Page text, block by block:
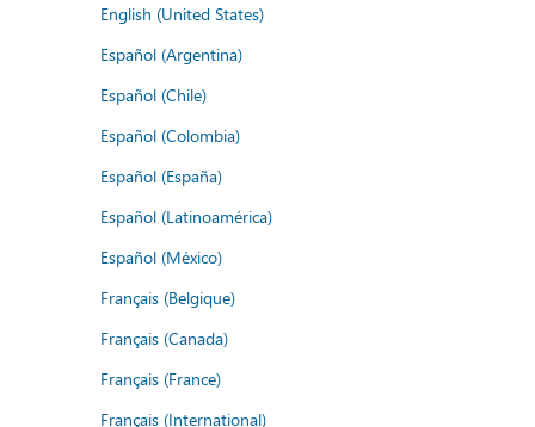
English (United States)
Español (Argentina)
Español (Chile)
Español (Colombia)
Español (España)
Español (Latinoamérica)
Español (México)
Français (Belgique)
Français (Canada)
Français (France)
Français (International)